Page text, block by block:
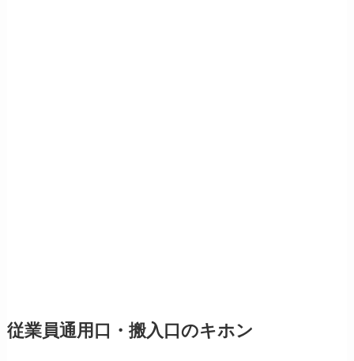
従業員通用口・搬入口のキホン